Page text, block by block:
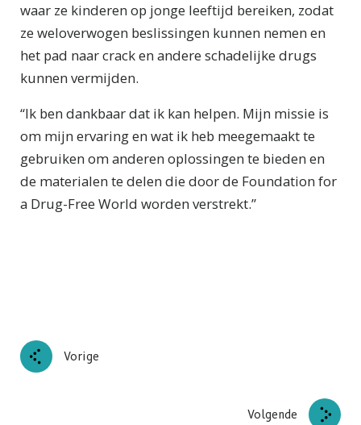
waar ze kinderen op jonge leeftijd bereiken, zodat
ze weloverwogen beslissingen kunnen nemen en
het pad naar crack en andere schadelijke drugs
kunnen vermijden.
“Ik ben dankbaar dat ik kan helpen. Mijn missie is
om mijn ervaring en wat ik heb meegemaakt te
gebruiken om anderen oplossingen te bieden en
de materialen te delen die door de Foundation for
a Drug-Free World worden verstrekt.”
Vorige
Volgende